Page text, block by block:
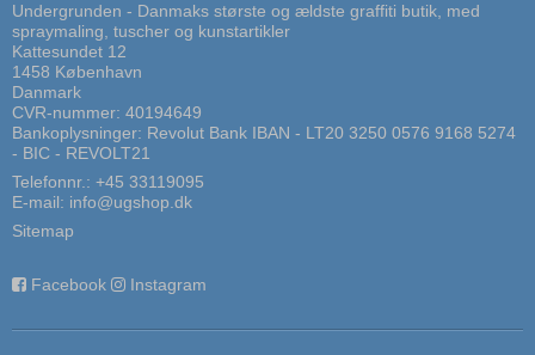
Undergrunden - Danmaks største og ældste graffiti butik, med
spraymaling, tuscher og kunstartikler
Kattesundet 12
1458 København
Danmark
CVR-nummer: 40194649
Bankoplysninger: Revolut Bank IBAN - LT20 3250 0576 9168 5274
- BIC - REVOLT21
Telefonnr.: +45 33119095
E-mail: info@ugshop.dk
Sitemap
Facebook Instagram